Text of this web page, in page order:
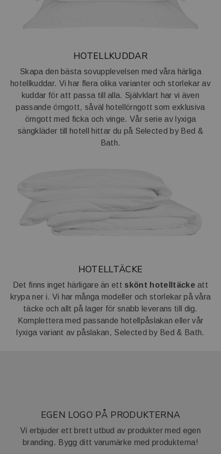
HOTELLKUDDAR
Skapa den bästa sovupplevelsen med våra härliga
hotellkuddar. Vi har flera olika varianter och storlekar av
kuddar för att passa till alla. Självklart har vi även
passande örngott, såväl hotellörngott som exklusiva
örngott med ficka och vinge. Vår serie av lyxiga
sängkläder till hotell hittar du på Selected by Bed &
Bath.
HOTELLTÄCKE
Det finns inget härligare än ett skönt hotelltäcke att
krypa ner i. Vi har många modeller och storlekar på våra
täcke och allt på lager för snabb leverans till dig.
Komplettera med passande hotellpåslakan eller vår
lyxiga variant av påslakan, Selected by Bed & Bath.
EGEN LOGO PÅ PRODUKTERNA
Vi erbjuder ett brett utbud av produkter med egen
branding. Bygg ditt varumärke med produkterna!